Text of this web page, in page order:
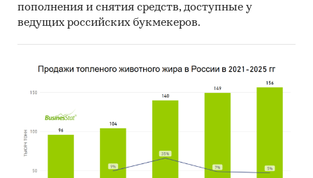
динамика средневзвешенной стоимости.
экономического союза: Белоруссии, Армении,
Государственные закупки аппаратов
ультрафиолетового или инфракрасного
излучения
В рамках главы представлена информация о
пополнения и снятия средств, доступные у
ведущих российских букмекеров.